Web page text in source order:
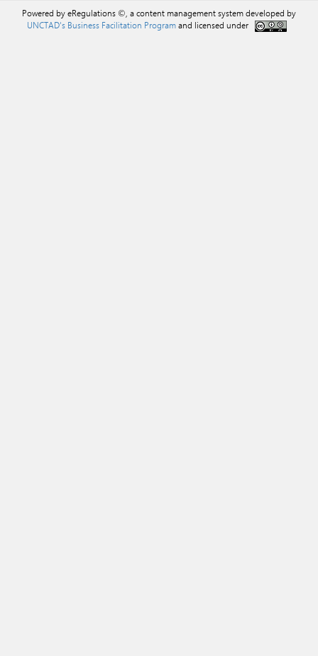
Powered by eRegulations ©, a content management system developed by
UNCTAD's Business Facilitation Programand licensed under